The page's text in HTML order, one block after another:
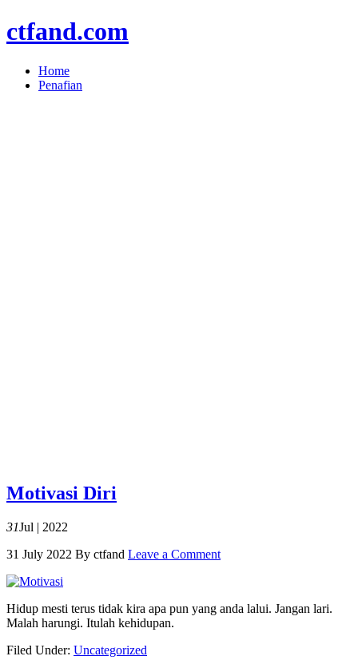
ctfand.com
Home
Penafian
Motivasi Diri
31Jul | 2022
31 July 2022 By ctfand Leave a Comment
Hidup mesti terus tidak kira apa pun yang anda lalui. Jangan lari.
Malah harungi. Itulah kehidupan.
Filed Under: Uncategorized